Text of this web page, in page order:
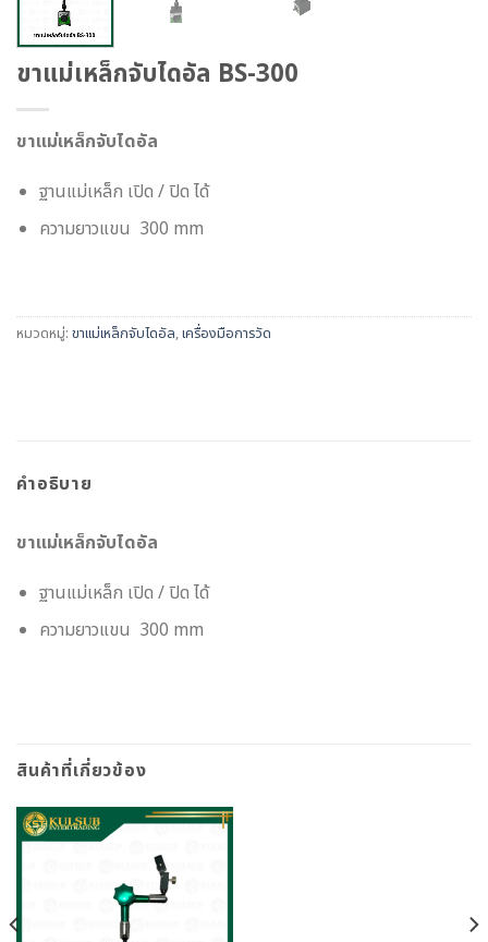
ขาแม่เหล็กจับไดอัล BS-300
ขาแม่เหล็กจับไดอัล
ฐานแม่เหล็ก เปิด / ปิด ได้
ความยาวแขน 300 mm
หมวดหมู่: ขาแม่เหล็กจับไดอัล,เครื่องมือการวัด
คำอธิบาย
ขาแม่เหล็กจับไดอัล
ฐานแม่เหล็ก เปิด / ปิด ได้
ความยาวแขน 300 mm
สินค้าที่เกี่ยวข้อง